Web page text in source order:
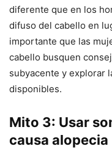
diferente que en los
difuso del cabello en
importante que las
cabello busquen
subyacente y explorar
disponibles.
Mito 3: Usar
causa alopecia